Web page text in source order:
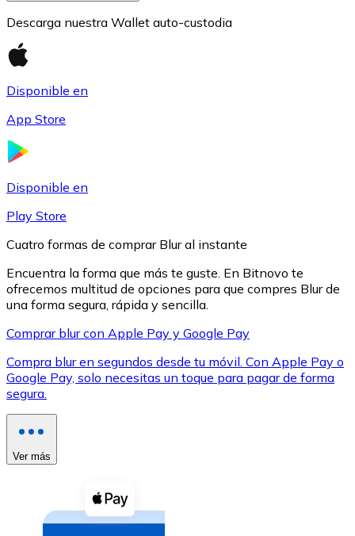
XRP
XRP
Ver todo
Compra criptomonedas con efectivo en tu tienda más
Descarga nuestra Wallet auto-custodia
Disponible en
App Store
Disponible en
Play Store
Cuatro formas de comprar Blur al instante
Encuentra la forma que más te guste. En Bitnovo te
ofrecemos multitud de opciones para que compres Blur de
una forma segura, rápida y sencilla.
Comprar blur con Apple Pay y Google Pay
Compra blur en segundos desde tu móvil. Con Apple Pay o
Google Pay, solo necesitas un toque para pagar de forma
segura.
Ver más